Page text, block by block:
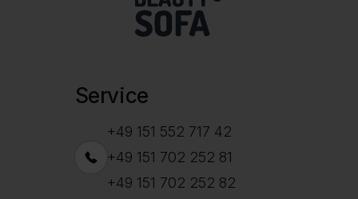
Service
+49 151 552 717 42
+49 151 702 252 81
+49 151 702 252 82